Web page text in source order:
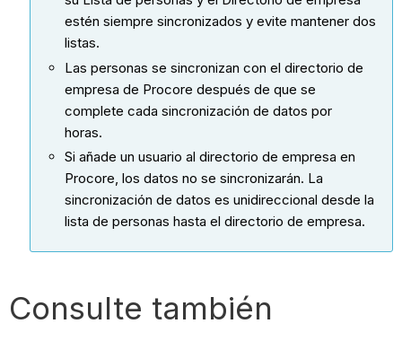
estén siempre sincronizados y evite mantener dos
listas.
Las personas se sincronizan con el directorio de
empresa de Procore después de que se
complete cada sincronización de datos por
horas.
Si añade un usuario al directorio de empresa en
Procore, los datos no se sincronizarán. La
sincronización de datos es unidireccional desde la
lista de personas hasta el directorio de empresa.
Consulte también